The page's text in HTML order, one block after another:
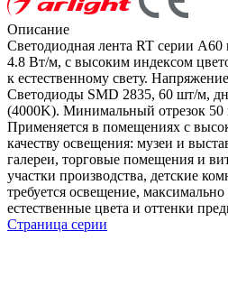
Описание
Светодиодная лента RT серии
4.8 Вт/м, с высоким индексом
к естественному свету.
Светодиоды SMD 2835, 60 шт/м,
(4000K). Минимальный отрезок 50
Применяется в помещениях с
качеству освещения: музеи и
галереи, торговые помещения и
участки производства, детские
требуется освещение,
естественные цвета и оттенки
Страница серии